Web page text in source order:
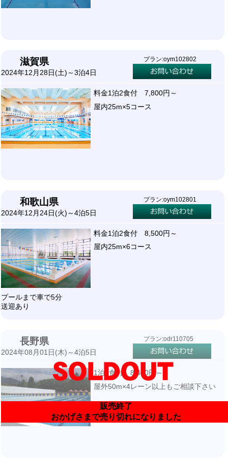
滋賀県
2024年12月28日(土)～3泊4日
プラン:oym102802
料金1泊2食付 7,800円～
屋内25m×5コース
和歌山県
2024年12月24日(火)～4泊5日
プラン:oym102801
料金1泊2食付 8,500円～
屋内25m×6コース
プールまで車で5分
送迎あり
販売終了
おかげさまで売り切れになりました
長野県
2024年08月01日(木)～4泊5日
プラン:odr110705
1泊3食付 8,400円～
屋外50m×4レーン以上もご相談下さい